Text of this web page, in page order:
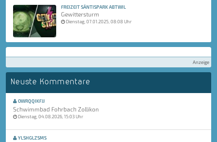
FREIZEIT SÄNTISPARK ABTWIL
Gewittersturm
Dienstag, 07.01.2025, 08:08 Uhr
Anzeige
Neuste Kommentare
OWRQQIKFJJ
Schwimmbad Fohrbach Zollikon
Dienstag, 04.08.2026, 15:03 Uhr
YLSHGLZSMS